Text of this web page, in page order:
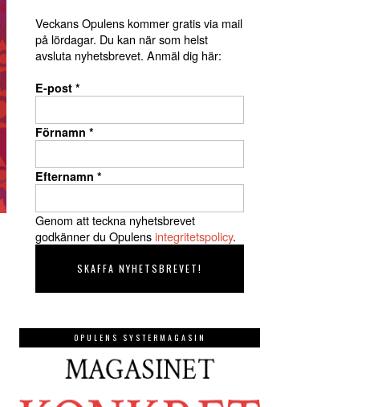
Veckans Opulens kommer gratis via mail
på lördagar. Du kan när som helst
avsluta nyhetsbrevet. Anmäl dig här:
E-post *
Förnamn *
Efternamn *
Genom att teckna nyhetsbrevet
godkänner du Opulensintegritetspolicy.
OPULENS SYSTERMAGASIN